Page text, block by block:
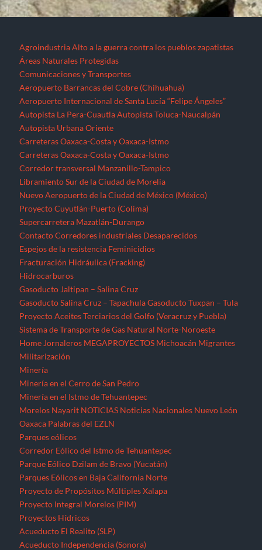
Agroindustria Alto a la guerra contra los pueblos zapatistas
Áreas Naturales Protegidas
Comunicaciones y Transportes
Aeropuerto Barrancas del Cobre (Chihuahua)
Aeropuerto Internacional de Santa Lucía “Felipe Ángeles”
Autopista La Pera-Cuautla Autopista Toluca-Naucalpán
Autopista Urbana Oriente
Carreteras Oaxaca-Costa y Oaxaca-Istmo
Carreteras Oaxaca-Costa y Oaxaca-Istmo
Corredor transversal Manzanillo-Tampico
Libramiento Sur de la Ciudad de Morelia
Nuevo Aeropuerto de la Ciudad de México (México)
Proyecto Cuyutlán-Puerto (Colima)
Supercarretera Mazatlán-Durango
Contacto Corredores industriales Desaparecidos
Espejos de la resistencia Feminicidios
Fracturación Hidráulica (Fracking)
Hidrocarburos
Gasoducto Jaltipan – Salina Cruz
Gasoducto Salina Cruz – Tapachula Gasoducto Tuxpan – Tula
Proyecto Aceites Terciarios del Golfo (Veracruz y Puebla)
Sistema de Transporte de Gas Natural Norte-Noroeste
Home Jornaleros MEGAPROYECTOS Michoacán Migrantes
Militarización
Minería
Minería en el Cerro de San Pedro
Minería en el Istmo de Tehuantepec
Morelos Nayarit NOTICIAS Noticias Nacionales Nuevo León
Oaxaca Palabras del EZLN
Parques eólicos
Corredor Eólico del Istmo de Tehuantepec
Parque Eólico Dzilam de Bravo (Yucatán)
Parques Eólicos en Baja California Norte
Proyecto de Propósitos Múltiples Xalapa
Proyecto Integral Morelos (PIM)
Proyectos Hídricos
Acueducto El Realito (SLP)
Acueducto Independencia (Sonora)